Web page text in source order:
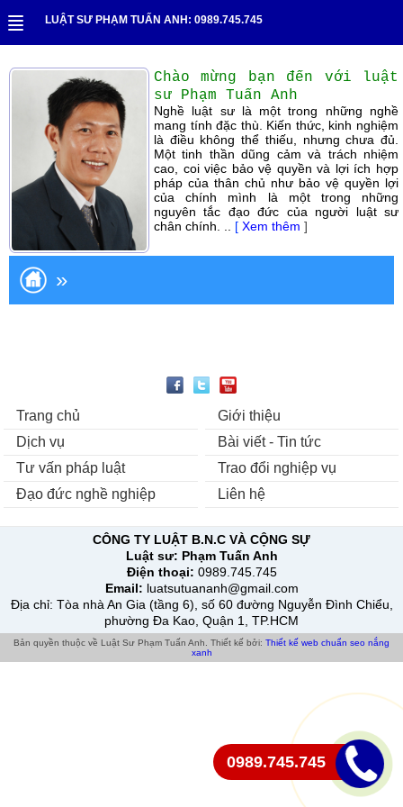
LUẬT SƯ PHẠM TUẤN ANH: 0989.745.745
Chào mừng bạn đến với luật
sư Phạm Tuấn Anh
Nghề luật sư là một trong những nghề
mang tính đặc thù. Kiến thức, kinh nghiệm
là điều không thể thiếu, nhưng chưa đủ.
Một tinh thần dũng cảm và trách nhiệm
cao, coi việc bảo vệ quyền và lợi ích hợp
pháp của thân chủ như bảo vệ quyền lợi
của chính mình là một trong những
nguyên tắc đạo đức của người luật sư
chân chính. .. [ Xem thêm ]
»
Trang chủ
Giới thiệu
Dịch vụ
Bài viết - Tin tức
Tư vấn pháp luật
Trao đổi nghiệp vụ
Đạo đức nghề nghiệp
Liên hệ
CÔNG TY LUẬT B.N.C VÀ CỘNG SỰ
Luật sư: Phạm Tuấn Anh
Điện thoại: 0989.745.745
Email: luatsutuananh@gmail.com
Địa chỉ: Tòa nhà An Gia (tầng 6), số 60 đường Nguyễn Đình Chiểu,
phường Đa Kao, Quận 1, TP.HCM
Bản quyền thuộc về Luật Sư Phạm Tuấn Anh. Thiết kế bởi: Thiết kế web chuẩn seo nắng
xanh
0989.745.745